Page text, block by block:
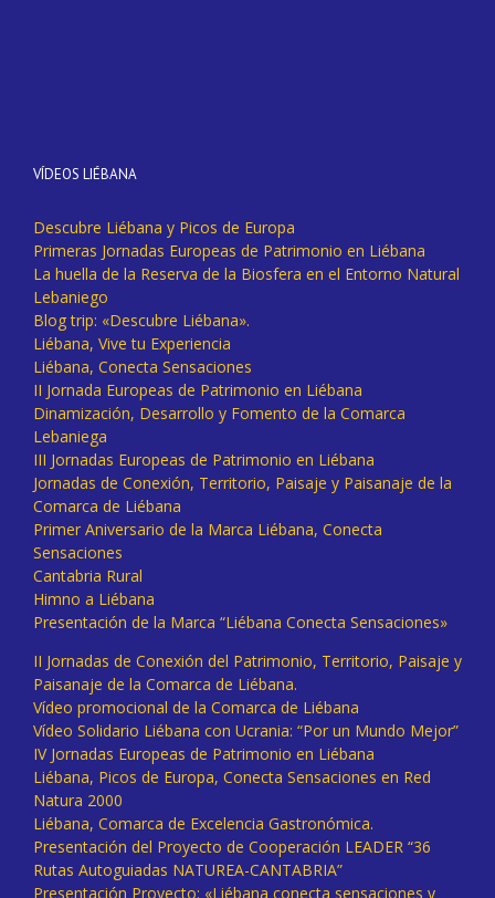
VÍDEOS LIÉBANA
Descubre Liébana y Picos de Europa
Primeras Jornadas Europeas de Patrimonio en Liébana
La huella de la Reserva de la Biosfera en el Entorno Natural
Lebaniego
Blog trip: «Descubre Liébana».
Liébana, Vive tu Experiencia
Liébana, Conecta Sensaciones
II Jornada Europeas de Patrimonio en Liébana
Dinamización, Desarrollo y Fomento de la Comarca
Lebaniega
III Jornadas Europeas de Patrimonio en Liébana
Jornadas de Conexión, Territorio, Paisaje y Paisanaje de la
Comarca de Liébana
Primer Aniversario de la Marca Liébana, Conecta
Sensaciones
Cantabria Rural
Himno a Liébana
Presentación de la Marca “Liébana Conecta Sensaciones»
II Jornadas de Conexión del Patrimonio, Territorio, Paisaje y
Paisanaje de la Comarca de Liébana.
Vídeo promocional de la Comarca de Liébana
Vídeo Solidario Liébana con Ucrania: “Por un Mundo Mejor”
IV Jornadas Europeas de Patrimonio en Liébana
Liébana, Picos de Europa, Conecta Sensaciones en Red
Natura 2000
Liébana, Comarca de Excelencia Gastronómica.
Presentación del Proyecto de Cooperación LEADER “36
Rutas Autoguiadas NATUREA-CANTABRIA”
Presentación Proyecto: «Liébana conecta sensaciones y